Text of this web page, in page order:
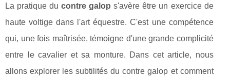
La pratique ducontre galop s'avère être un exercice de
haute voltige dans l'art équestre. C'est une compétence
qui, une fois maîtrisée, témoigne d'une grande complicité
entre le cavalier et sa monture. Dans cet article, nous
allons explorer les subtilités du contre galop et comment